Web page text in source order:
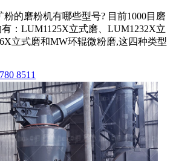
粉的磨粉机有哪些型号? 目前1000目磨
：LUM1125X立式磨、LUM1232X立
立式磨和MW环辊微粉磨,这四种类型
8511